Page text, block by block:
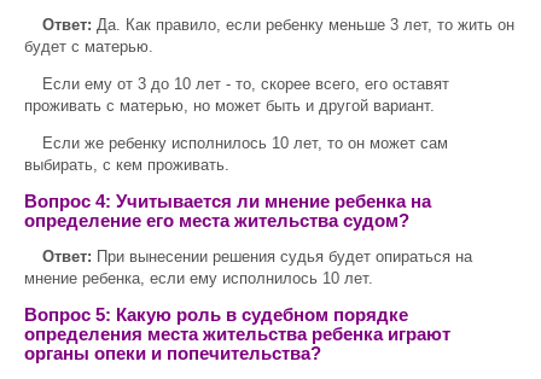
Ответ: Да. Как правило, если ребенку меньше 3 лет, то жить он
будет с матерью.
Если ему от 3 до 10 лет - то, скорее всего, его оставят
проживать с матерью, но может быть и другой вариант.
Если же ребенку исполнилось 10 лет, то он может сам
выбирать, с кем проживать.
Вопрос 4: Учитывается ли мнение ребенка на
определение его места жительства судом?
Ответ: При вынесении решения судья будет опираться на
мнение ребенка, если ему исполнилось 10 лет.
Вопрос 5: Какую роль в судебном порядке
определения места жительства ребенка играют
органы опеки и попечительства?